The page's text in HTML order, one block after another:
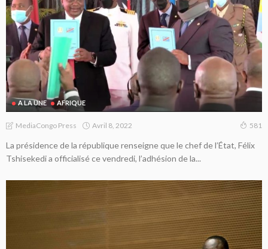
A LA UNE AFRIQUE
MediaCongo Press Avril 8, 2022 581
La présidence de la république renseigne que le chef de l’État, Félix
Tshisekedi a officialisé ce vendredi, l’adhésion de la...